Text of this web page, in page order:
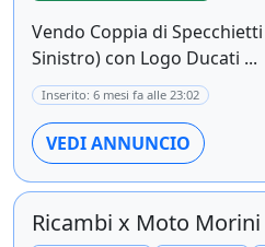
Vendo Coppia di
Sinistro) con Logo Ducati ...
Inserito: 6 mesi fa alle 23:02
VEDI ANNUNCIO
Ricambi x Moto